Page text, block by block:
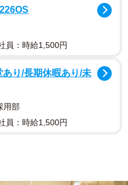
員：時給1,500円
り/長期休暇あり/未
用部
員：時給1,500円